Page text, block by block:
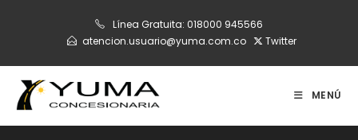
Línea Gratuita: 018000 945566
atencion.usuario@yuma.com.co
Twitter
MENÚ